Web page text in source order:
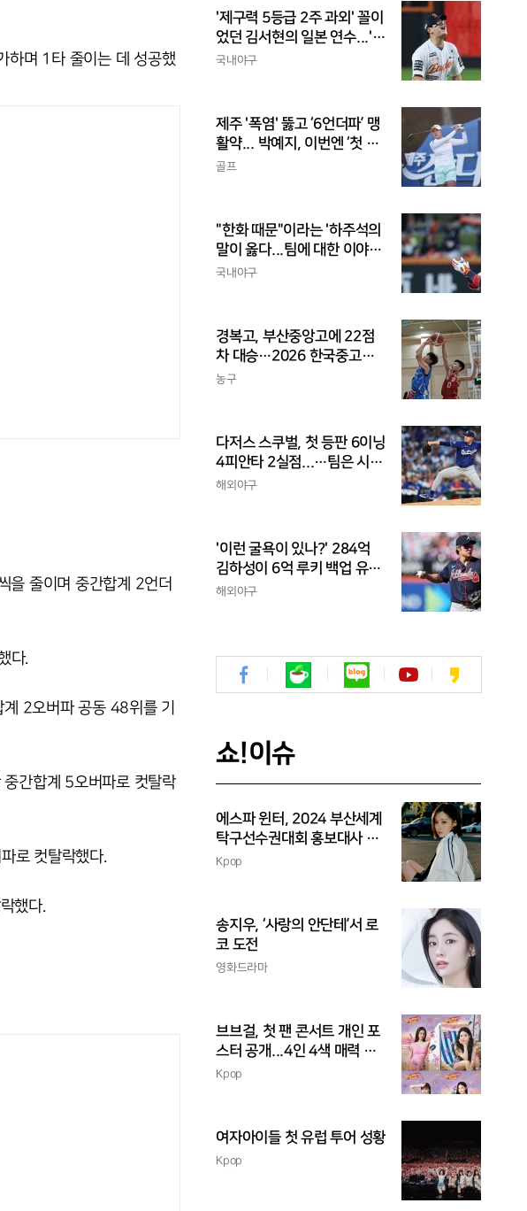
하며 1타 줄이는 데 성공했
을 줄이며 중간합계 2언더
다.
2오버파 공동 48위를 기
간합계 5오버파로 컷탈락
로 컷탈락했다.
했다.
'제구력 5등급 2주 과외' 꼴이
었던 김서현의 일본 연수...'종
합검진표'에 불과
국내야구
제주 '폭염' 뚫고 ‘6언더파’ 맹
활약... 박예지, 이번엔 ‘첫 우
승’ 가나
골프
"한화 때문"이라는 '하주석의
말이 옳다...팀에 대한 이야
기, 끝까지 안 하는 게 도리
국내야구
경복고, 부산중앙고에 22점
차 대승…2026 한국중고농
구 주말리그 왕중왕전 첫 승
농구
다저스 스쿠벌, 첫 등판 6이닝
4피안타 2실점...…팀은 시즌
최다 5연패
해외야구
'이런 굴욕이 있나?' 284억
김하성이 6억 루키 백업 유격
수라니...자비스, 수비도 김하
해외야구
쇼!이슈
에스파 윈터, 2024 부산세계
탁구선수권대회 홍보대사 위
촉
Kpop
송지우, ‘사랑의 안단테’서 로
코 도전
영화드라마
브브걸, 첫 팬 콘서트 개인 포
스터 공개...4인 4색 매력 발
산
Kpop
여자아이들 첫 유럽 투어 성황
Kpop